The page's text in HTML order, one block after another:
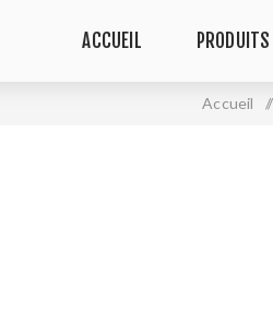
ACCUEIL PRODUITS
Accueil /